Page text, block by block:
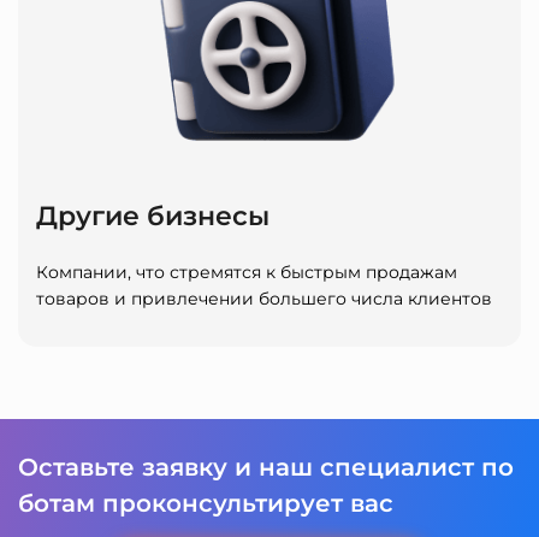
Другие бизнесы
Компании, что стремятся к быстрым продажам
товаров и привлечении большего числа клиентов
Оставьте заявку и наш специалист по
ботам проконсультирует вас